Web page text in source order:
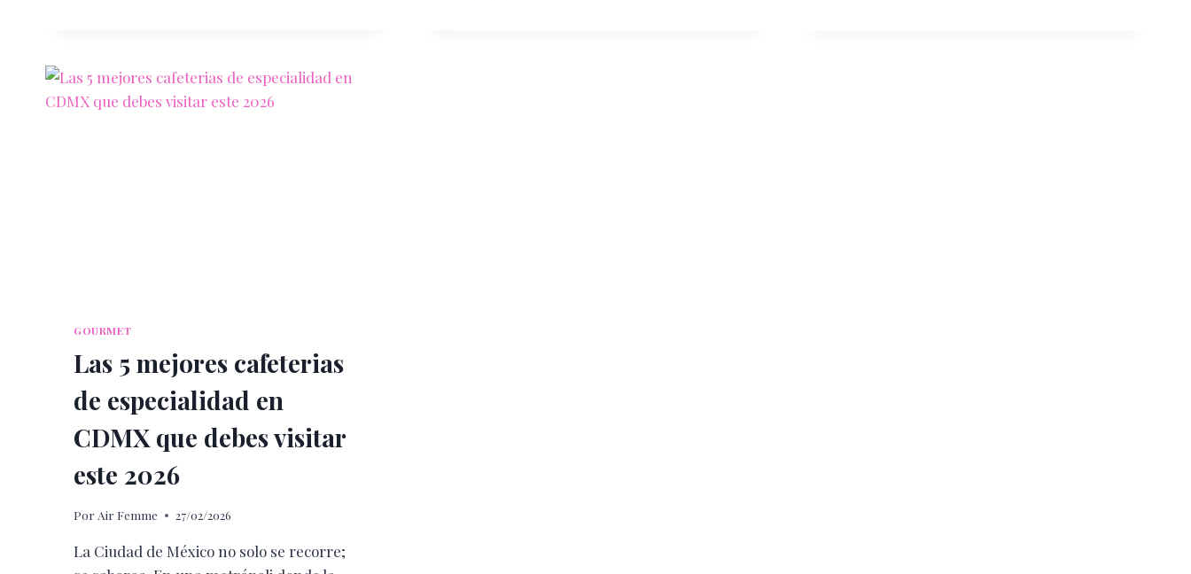
LATINO
GOURMET
Las 5 mejores cafeterias
de especialidad en
CDMX que debes visitar
este 2026
Por Air Femme 27/02/2026
La Ciudad de México no solo se recorre;